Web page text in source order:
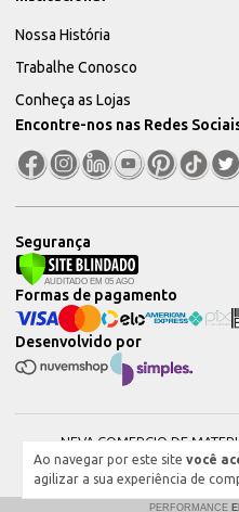
Ao navegar por este site você
agilizar a sua experiência de
Nossa História
Trabalhe Conosco
Conheça as Lojas
Encontre-nos nas Redes
Segurança
Desenvolvido por
Formas de pagamento
NEVA COMERCIO DE
51604544000101 © 2026.